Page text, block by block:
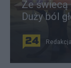
Ze świecą
Duży ból
Redakcja